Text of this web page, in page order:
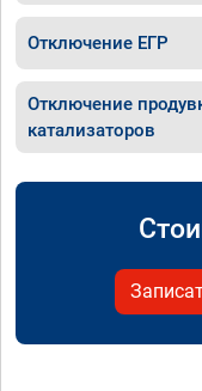
Отключение ЕГР
Отключение
катализаторов